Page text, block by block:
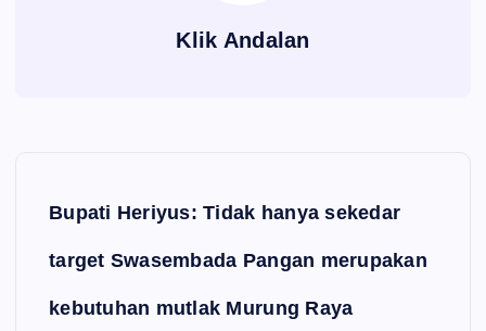
Klik Andalan
Bupati Heriyus: Tidak hanya sekedar
target Swasembada Pangan merupakan
kebutuhan mutlak Murung Raya